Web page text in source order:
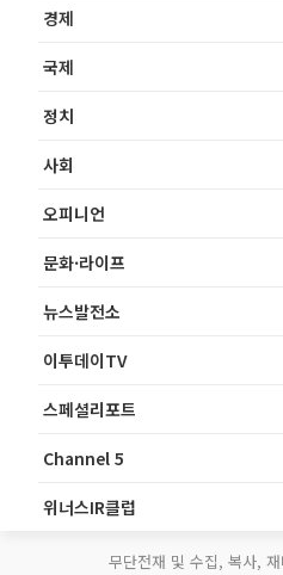
경제
국제
정치
사회
오피니언
문화·라이프
뉴스발전소
이투데이TV
스페셜리포트
Channel 5
위너스IR클럽
무단전재 및 수집, 복사,